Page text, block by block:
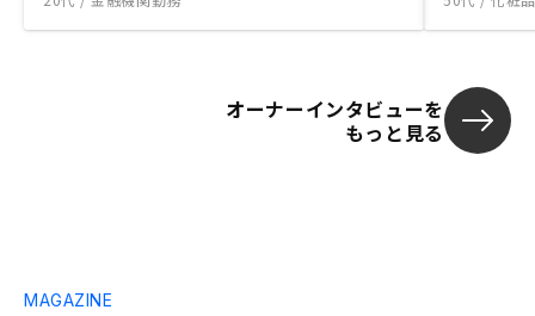
オーナーインタビューを
もっと見る
MAGAZINE